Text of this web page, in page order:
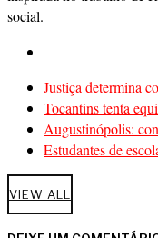
social.
Justiça determina
Tocantins tenta
Augustinópolis:
Estudantes de
VIEW ALL